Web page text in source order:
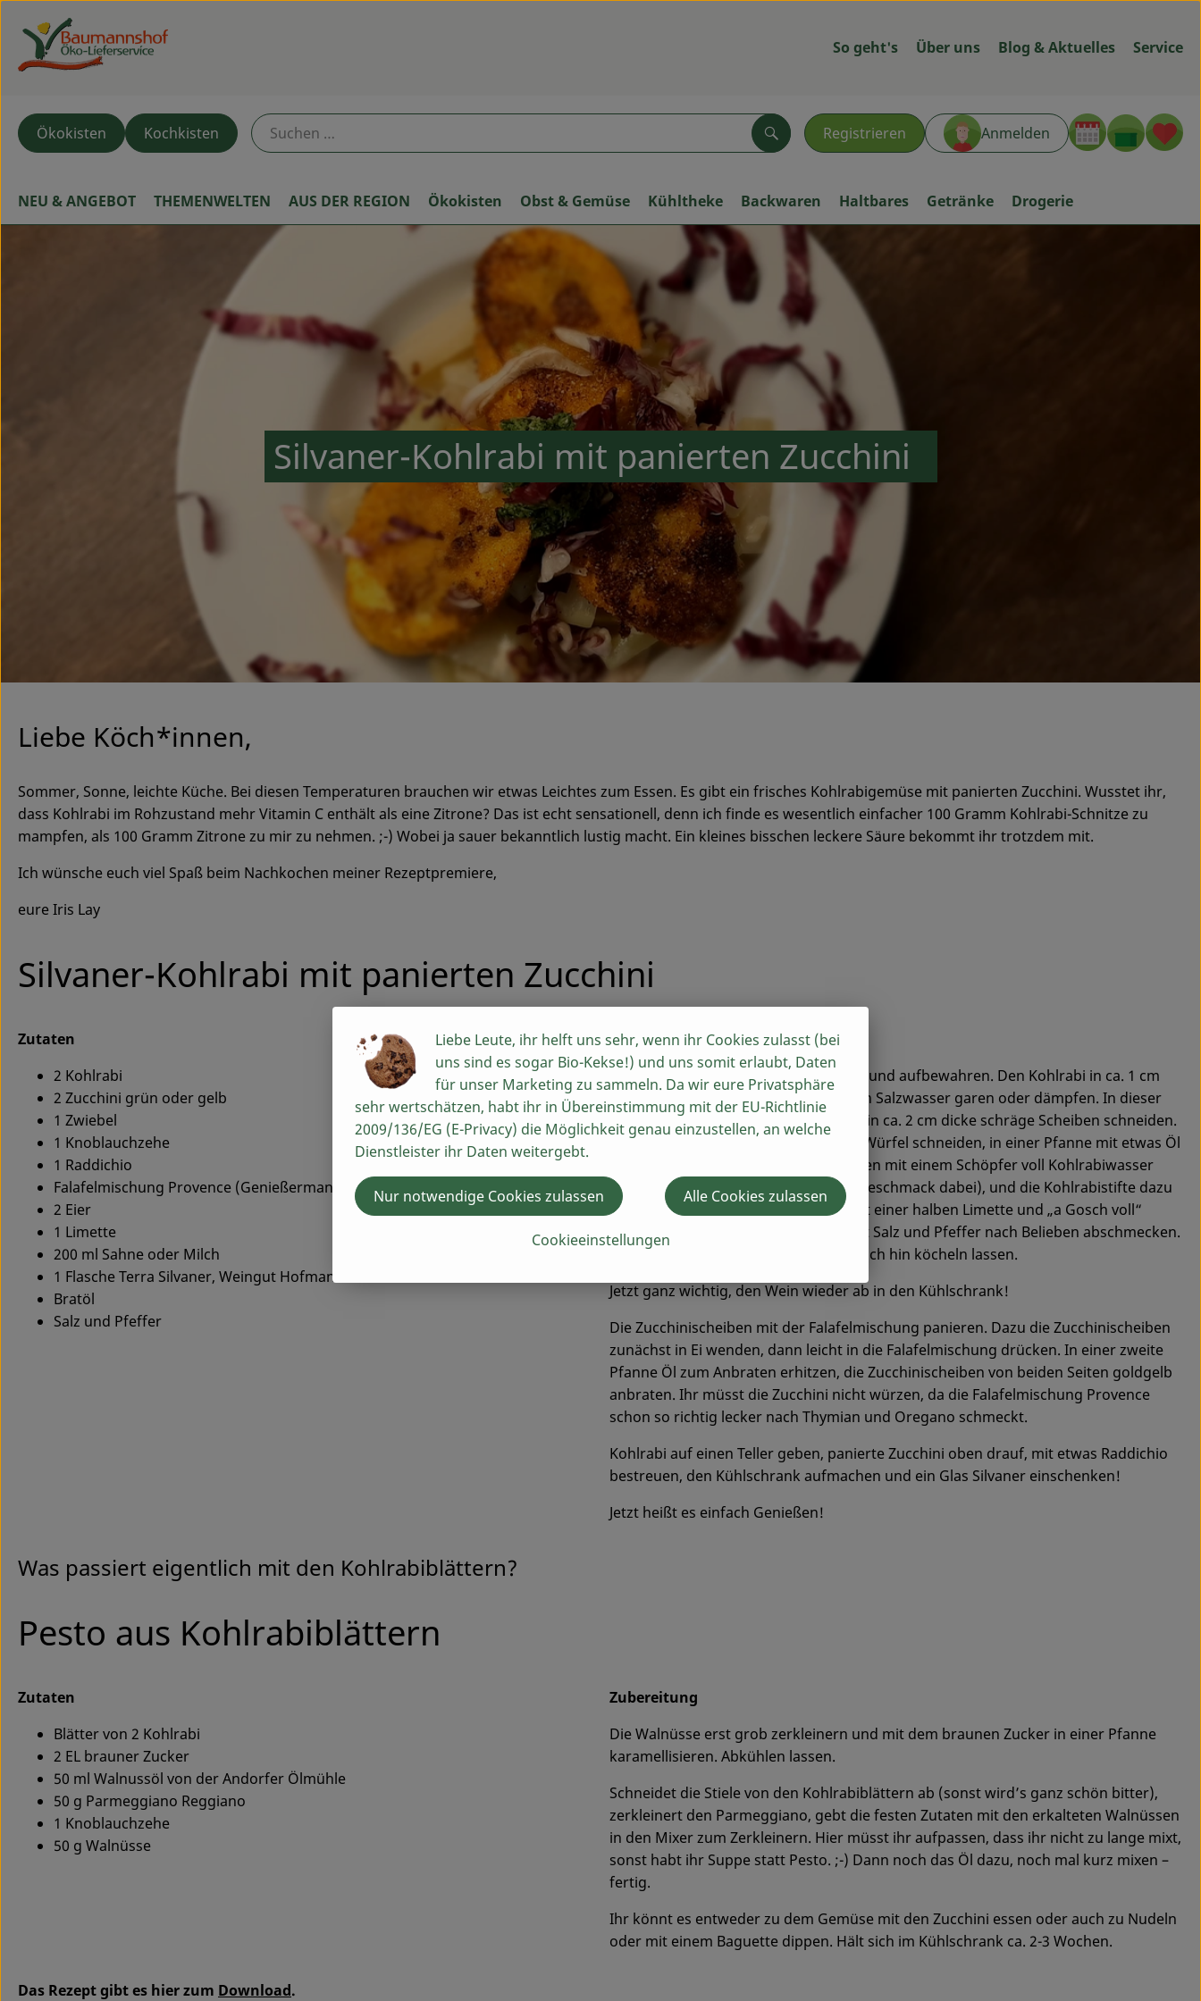
So geht's Über uns Blog & Aktuelles Service
Registrieren Anmelden
Suchen
Ökokisten Kochkisten
NEU & ANGEBOT THEMENWELTEN AUS DER REGION Ökokisten Obst & Gemüse Kühltheke Backwaren Haltbares Getränke Drogerie
Silvaner-Kohlrabi mit panierten Zucchini
Liebe Köch*innen,
Sommer, Sonne, leichte Küche. Bei diesen Temperaturen brauchen wir etwas Leichtes zum Essen. Es gibt ein frisches Kohlrabigemüse mit panierten Zucchini. Wusstet ihr,
dass Kohlrabi im Rohzustand mehr Vitamin C enthält als eine Zitrone? Das ist echt sensationell, denn ich finde es wesentlich einfacher 100 Gramm Kohlrabi-Schnitze zu
mampfen, als 100 Gramm Zitrone zu mir zu nehmen. ;-) Wobei ja sauer bekanntlich lustig macht. Ein kleines bisschen leckere Säure bekommt ihr trotzdem mit.
Ich wünsche euch viel Spaß beim Nachkochen meiner Rezeptpremiere,
eure Iris Lay
Silvaner-Kohlrabi mit panierten Zucchini
Zutaten
2 Kohlrabi
2 Zucchini grün oder gelb
1 Zwiebel
1 Knoblauchzehe
1 Raddichio
Falafelmischung Provence (Genießermanufactur)
2 Eier
1 Limette
200 ml Sahne oder Milch
1 Flasche Terra Silvaner, Weingut Hofmann
Bratöl
Salz und Pfeffer
Zubereitung
Kohlrabi schälen, Blätter abschneiden und aufbewahren. Den Kohlrabi in ca. 1 cm
breite Stifte schneiden und ca. 7 min in Salzwasser garen oder dämpfen. In dieser
Zeit die Zucchini kurz abwaschen und in ca. 2 cm dicke schräge Scheiben schneiden.
Zwiebel und Knoblauchzehe in kleine Würfel schneiden, in einer Pfanne mit etwas Öl
anbraten. Wenn sie leicht braun werden mit einem Schöpfer voll Kohlrabiwasser
ablöschen (hier habt ihr noch etwas Geschmack dabei), und die Kohlrabistifte dazu
geben. Sahne/Milch zugeben, den Saft einer halben Limette und „a Gosch voll“
Silvaner mit in die Soße geben und mit Salz und Pfeffer nach Belieben abschmecken.
Temperatur runter und langsam vor sich hin köcheln lassen.
Jetzt ganz wichtig, den Wein wieder ab in den Kühlschrank!
Die Zucchinischeiben mit der Falafelmischung panieren. Dazu die Zucchinischeiben
zunächst in Ei wenden, dann leicht in die Falafelmischung drücken. In einer zweite
Pfanne Öl zum Anbraten erhitzen, die Zucchinischeiben von beiden Seiten goldgelb
anbraten. Ihr müsst die Zucchini nicht würzen, da die Falafelmischung Provence
schon so richtig lecker nach Thymian und Oregano schmeckt.
Kohlrabi auf einen Teller geben, panierte Zucchini oben drauf, mit etwas Raddichio
bestreuen, den Kühlschrank aufmachen und ein Glas Silvaner einschenken!
Jetzt heißt es einfach Genießen!
Was passiert eigentlich mit den Kohlrabiblättern?
Pesto aus Kohlrabiblättern
Zutaten
Blätter von 2 Kohlrabi
2 EL brauner Zucker
50 ml Walnussöl von der Andorfer Ölmühle
50 g Parmeggiano Reggiano
1 Knoblauchzehe
50 g Walnüsse
Zubereitung
Die Walnüsse erst grob zerkleinern und mit dem braunen Zucker in einer Pfanne
karamellisieren. Abkühlen lassen.
Schneidet die Stiele von den Kohlrabiblättern ab (sonst wird’s ganz schön bitter),
zerkleinert den Parmeggiano, gebt die festen Zutaten mit den erkalteten Walnüssen
in den Mixer zum Zerkleinern. Hier müsst ihr aufpassen, dass ihr nicht zu lange mixt,
sonst habt ihr Suppe statt Pesto. ;-) Dann noch das Öl dazu, noch mal kurz mixen –
fertig.
Ihr könnt es entweder zu dem Gemüse mit den Zucchini essen oder auch zu Nudeln
oder mit einem Baguette dippen. Hält sich im Kühlschrank ca. 2-3 Wochen.
Das Rezept gibt es hier zum Download.
Liebe Leute, ihr helft uns sehr, wenn ihr Cookies zulasst (bei
uns sind es sogar Bio-Kekse!) und uns somit erlaubt, Daten
für unser Marketing zu sammeln. Da wir eure Privatsphäre
sehr wertschätzen, habt ihr in Übereinstimmung mit der EU-Richtlinie
2009/136/EG (E-Privacy) die Möglichkeit genau einzustellen, an welche
Dienstleister ihr Daten weitergebt.
Cookieeinstellungen
Nur notwendige Cookies zulassen Alle Cookies zulassen